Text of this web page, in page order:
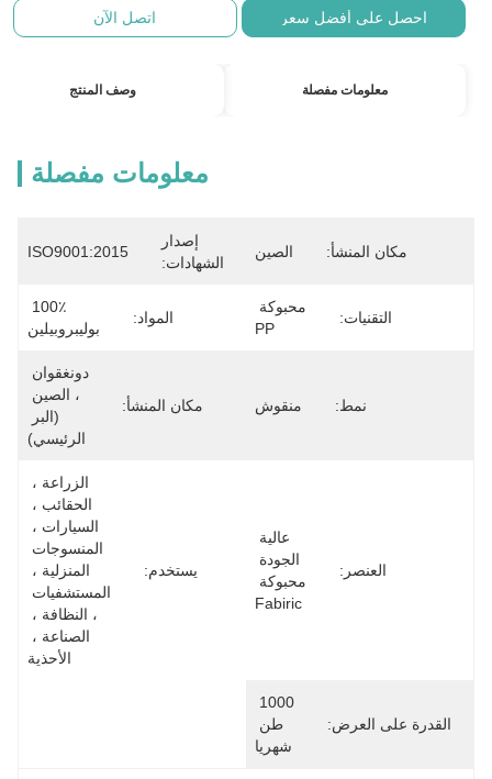
احصل على أفضل سعر اتصل الآن
معلومات مفصلة وصف المنتج
معلومات مفصلة
مكان المنشأ: الصين
إصدار
الشهادات:
ISO9001:2015
التقنيات:
PP
المواد:
بوليبروبيلين
نمط: منقوش مكان المنشأ:
الرئيسي)
العنصر:
Fabiric
يستخدم:
الأحذية
القدرة على العرض:
شهريا